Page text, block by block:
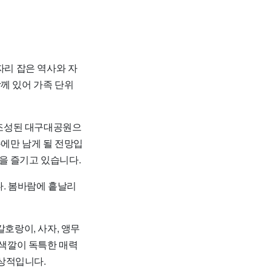
리 잡은 역사와 자
있어 가족 단위
된 대구대공원으
만 남게 될 전망입
즐기고 있습니다.
봄바람에 흩날리
호랑이, 사자, 앵무
깔이 독특한 매력
적입니다.